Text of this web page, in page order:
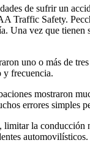
de sufrir un
Traffic Safety.
Una vez que tienen
uno o más de
y frecuencia.
mostraron
errores simples
la conducción
automovilísticos.